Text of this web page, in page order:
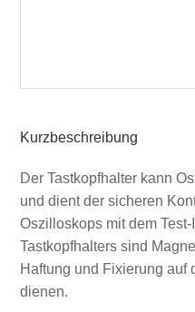
Kurzbeschreibung
Der Tastkopfhalter kann
und dient der sicheren
Oszilloskops mit dem
Tastkopfhalters sind
Haftung und Fixierung auf
dienen.